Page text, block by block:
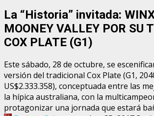
La “Historia” invitada:
MOONEY VALLEY POR SU
COX PLATE (G1)
Este sábado, 28 de octubre, se
versión del tradicional Cox Plate (G1,
US$2.333.358), conceptuada entre las
la hípica australiana, con la
protagonizar una jornada que estará